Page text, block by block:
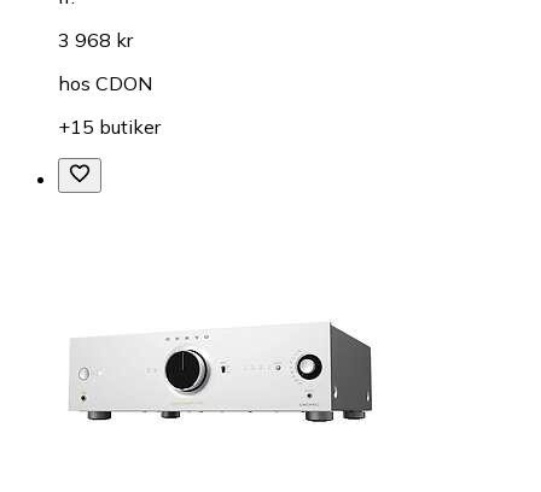
3 968 kr
hos CDON
+15 butiker